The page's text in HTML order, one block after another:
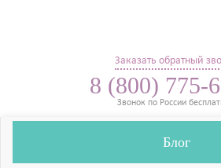
Заказать обратный
8 (800) 775-
Звонок по России
Блог